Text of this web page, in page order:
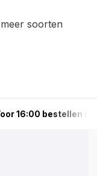
soorten
16:00 bestellen is